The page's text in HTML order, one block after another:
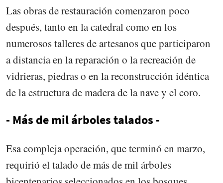
Las obras de restauración comenzaron poco
después, tanto en la catedral como en los
numerosos talleres de artesanos que participaron
a distancia en la reparación o la recreación de
vidrieras, piedras o en la reconstrucción idéntica
de la estructura de madera de la nave y el coro.
- Más de mil árboles talados -
Esa compleja operación, que terminó en marzo,
requirió el talado de más de mil árboles